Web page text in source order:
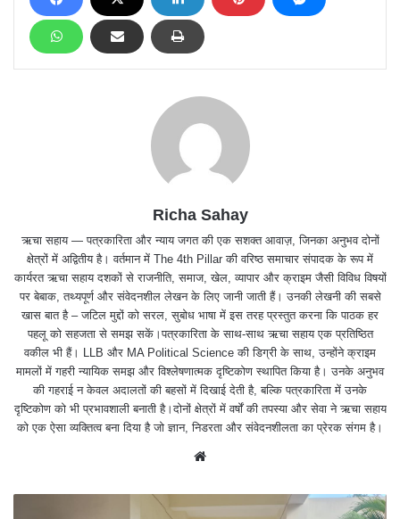
Richa Sahay
ऋचा सहाय — पत्रकारिता और न्याय जगत की एक सशक्त आवाज़, जिनका अनुभव दोनों
क्षेत्रों में अद्वितीय है। वर्तमान में The 4th Pillar की वरिष्ठ समाचार संपादक के रूप में
कार्यरत ऋचा सहाय दशकों से राजनीति, समाज, खेल, व्यापार और क्राइम जैसी विविध विषयों
पर बेबाक, तथ्यपूर्ण और संवेदनशील लेखन के लिए जानी जाती हैं। उनकी लेखनी की सबसे
खास बात है – जटिल मुद्दों को सरल, सुबोध भाषा में इस तरह प्रस्तुत करना कि पाठक हर
पहलू को सहजता से समझ सकें।पत्रकारिता के साथ-साथ ऋचा सहाय एक प्रतिष्ठित
वकील भी हैं। LLB और MA Political Science की डिग्री के साथ, उन्होंने क्राइम
मामलों में गहरी न्यायिक समझ और विश्लेषणात्मक दृष्टिकोण स्थापित किया है। उनके अनुभव
की गहराई न केवल अदालतों की बहसों में दिखाई देती है, बल्कि पत्रकारिता में उनके
दृष्टिकोण को भी प्रभावशाली बनाती है।दोनों क्षेत्रों में वर्षों की तपस्या और सेवा ने ऋचा सहाय
को एक ऐसा व्यक्तित्व बना दिया है जो ज्ञान, निडरता और संवेदनशीलता का प्रेरक संगम है।
e